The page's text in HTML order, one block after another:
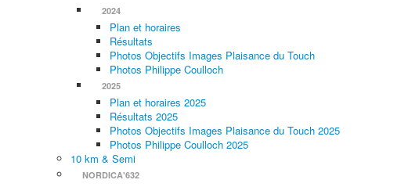
2024
Plan et horaires
Résultats
Photos Objectifs Images Plaisance du Touch
Photos Philippe Coulloch
2025
Plan et horaires 2025
Résultats 2025
Photos Objectifs Images Plaisance du Touch 2025
Photos Philippe Coulloch 2025
10 km & Semi
NORDICA'632